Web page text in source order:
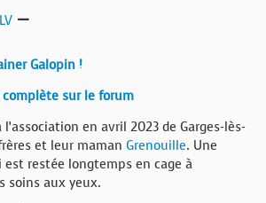
Galopin !
sur le forum
en avril 2023 de Garges-lès-
et leur maman Grenouille. Une
restée longtemps en cage à
soins aux yeux.